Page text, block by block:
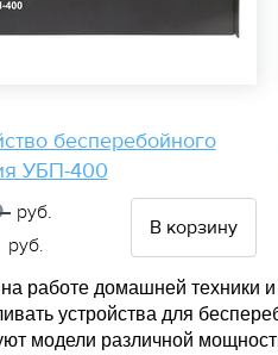
бесперебойного
УБП-400
руб.
руб.
В корзину
работе домашней техники
устройства для
модели различной